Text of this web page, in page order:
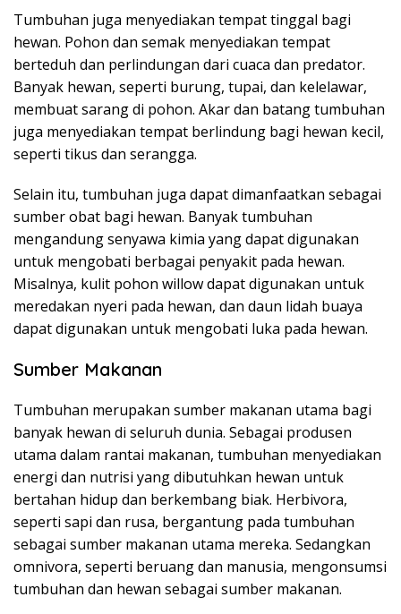
Tumbuhan juga menyediakan tempat tinggal bagi
hewan. Pohon dan semak menyediakan tempat
berteduh dan perlindungan dari cuaca dan predator.
Banyak hewan, seperti burung, tupai, dan kelelawar,
membuat sarang di pohon. Akar dan batang tumbuhan
juga menyediakan tempat berlindung bagi hewan kecil,
seperti tikus dan serangga.
Selain itu, tumbuhan juga dapat dimanfaatkan sebagai
sumber obat bagi hewan. Banyak tumbuhan
mengandung senyawa kimia yang dapat digunakan
untuk mengobati berbagai penyakit pada hewan.
Misalnya, kulit pohon willow dapat digunakan untuk
meredakan nyeri pada hewan, dan daun lidah buaya
dapat digunakan untuk mengobati luka pada hewan.
Sumber Makanan
Tumbuhan merupakan sumber makanan utama bagi
banyak hewan di seluruh dunia. Sebagai produsen
utama dalam rantai makanan, tumbuhan menyediakan
energi dan nutrisi yang dibutuhkan hewan untuk
bertahan hidup dan berkembang biak. Herbivora,
seperti sapi dan rusa, bergantung pada tumbuhan
sebagai sumber makanan utama mereka. Sedangkan
omnivora, seperti beruang dan manusia, mengonsumsi
tumbuhan dan hewan sebagai sumber makanan.